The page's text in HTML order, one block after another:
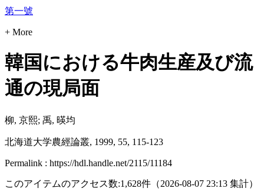
第一號
+ More
韓国における牛肉生産及び流
通の現局面
柳, 京熙; 禹, 暎均
北海道大学農經論叢, 1999, 55, 115-123
Permalink : https://hdl.handle.net/2115/11184
このアイテムのアクセス数:1,628件 （2026-08-07 23:13 集計）